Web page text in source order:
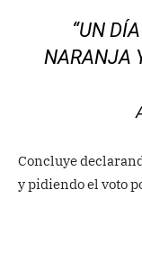
“UN
NARANJA
Concluye
y pidiendo el voto